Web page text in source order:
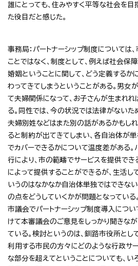
誰にとっても、住みやすく平等な社会を
た役目だと感じた。
事務局：パートナーシップ制度については
ことではなく、制度として、例えば社会保
婚姻ということに関して、どう定義するか
わってきてしまうということがある。男女
て夫婦関係になって、お子さんが生まれ
る。同性では、今の状況では法律がないた
夫婦別姓などはまた別の話があるかもし
ると制約が出てきてしまい、各自治体が
でカバーできるかについて温度差がある。
行により、市の範疇でサービスを提供でき
によって提供することができるが、生活
いうのはなかなか自治体単独ではできな
の点をどうしていくかが問題となってい
市議会でパートナーシップ制度導入につい
けて本審議会のご意見をしっかり聞きな
ている。検討というのは、釧路市役所とし
利用する市民の方々にどのような行政サ
な部分を超えてということについても、